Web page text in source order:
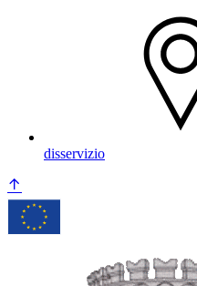
disservizio